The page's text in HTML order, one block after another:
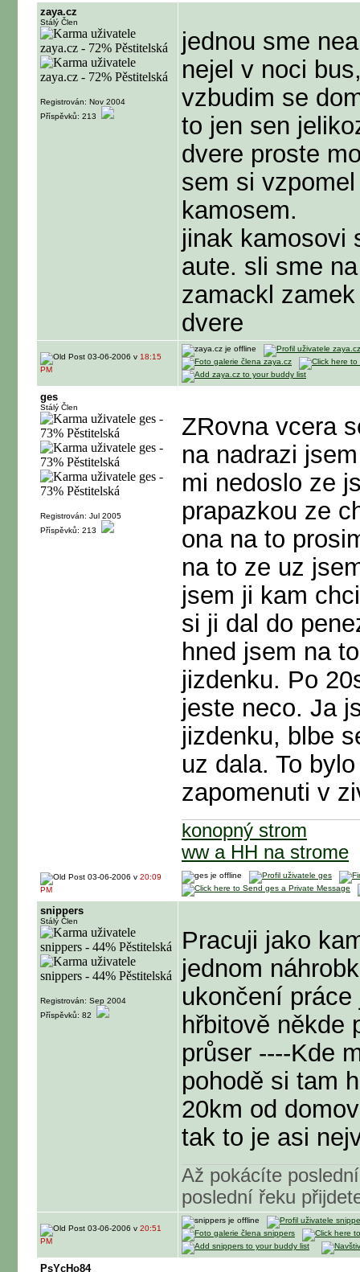
zaya.cz
Stálý Člen
Registrován: Nov 2004
Příspěvků: 213
jednou sme
nejel v noci
vzbudim se
to jen sen
dvere proste
sem si
kamosem.
jinak kamosovi
aute. sli sme
zamackl
dvere
03-06-2006 v 18:15
PM
ges
Stálý Člen
Registrován: Jul 2005
Příspěvků: 213
ZRovna vcera
na nadrazi
mi nedoslo ze
prapazkou ze
ona na to
na to ze uz
jsem ji kam
si ji dal do
hned jsem na
jizdenku. Po
jeste neco. Ja
jizdenku, blbe
uz dala. To
zapomenuti v
konopný strom
ww a HH na strome
03-06-2006 v 20:09
PM
snippers
Stálý Člen
Registrován: Sep 2004
Příspěvků: 82
Pracuji jako
jednom
ukončení
hřbitově někde
průser ----Kde
pohodě si tam
20km od
tak to je asi
Až pokácíte
poslední řeku
03-06-2006 v 20:51
PM
PsYcHo84